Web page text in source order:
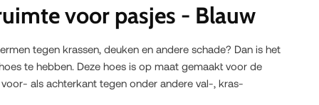
voor pasjes - Blauw
tegen krassen, deuken en andere schade? Dan is het
te hebben. Deze hoes is op maat gemaakt voor de
als achterkant tegen onder andere val-, kras-